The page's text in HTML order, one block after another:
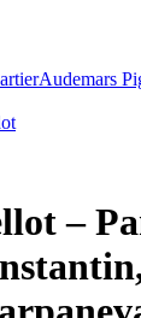
Audemars
–